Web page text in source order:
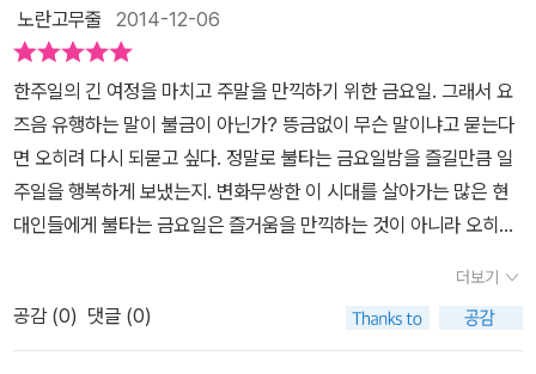
2011년과 2012년 연속으로 본상을 수상하였으며, iF 커뮤니케이션
어워드 2013과 그래픽디자인 USA에서도 본상을 수상했다. 계명대
학교 최고의 명강의에 선정되기도 하였고, 탁월한 강의평가 결과로
‘우수교육상’을 받기도 하였다. 하지만 학생들로부터 장난삼아 받은
‘선생니므상’을 가장 자랑스러워한다.저서로는 교보문고 정치사회부
분에서 60주가 넘게 베스트셀러를 기록했던《상상력에 엔진을 달아
라》가 있으며,《새로운 편집디자인》(공저),《디자인 방법론》(공편역),
《멋지게 실수하라》(번역 및 디자인),《인문학콘서트2》(공저) 등의 책
을 펴냈다.삼성전자, 삼성생명, 신세계, 롯데홈쇼핑, 롯데건설, GS건
강요하지도, 압박하지도 않는다.그저 잠시나봐 스스로를 바라보고,
행복했으면 하길 바랄 뿐이다. 그래서 <스티브를 버리세요>를 읽는
것은인생 선배와 적당히 한적한 포차에서 소주한잔 기울이며 살아가
는 이야기를 하는 것 같다. 대학에 취업에 각종 스펙이무엇이 정말 맞
는 길인줄 모르겠지만남들 하는 만큼은 해야될 것 같고 불안해서 이
러저리 휩쓸려 다니다 그렇게 사는게 힘들어 질때, 문득 우울하고, 위
로받고 싶어질때가 종종...어쩌면 매일 매일이 그렇기도 할때, <스티
를 나눈다. '바닥의 문장을 쓰면서...모든 사람들이 끝이라 말하는 곳,
그곳에서 숨 쉬는 것조차 힘겨워하는 당신에게 이 글을 바칩니다.' 이
글로 시작하는 마음의 이야기바닥에 있기에 꿈을 꿀수 있고 하늘을
의 논조로 슬슬 써놓은 듯한 글이 성의없이 느껴졌고 그런 글로도 작
가가 된 저자들을 질투심에 미워했습니다. 요즘은 무언가를 배울 수
만 있다면 어떤 글의 형태든 읽고 배우는 독자로서의 위치를 확인하
고 있습니다. 천천히 음미할 수 있는 느린 책으로 시적이면서 교훈이
있어 가슴과 머리를 동시에 만족시켜 주는 책입니다. <상상력에 엔
진을 달아라>라는 베스트셀러를 쓴 현 계명대 교수로 계신 임헌우 교
수의 책입니다. 여름에 도서관에서 진행된 그의 강연에 다녀왔었습니
다. 디자인학과 교수로 계시지만 디자인에 푹 빠져 다방면에 진취적
으로 디자인을 접목시키시는 모습이 좋아 보였습니다. 창조적인 사람
노란고무줄 2014-12-06
한주일의 긴 여정을 마치고 주말을 만끽하기 위한 금요일. 그래서 요
즈음 유행하는 말이 불금이 아닌가? 뜽금없이 무슨 말이냐고 묻는다
면 오히려 다시 되묻고 싶다. 정말로 불타는 금요일밤을 즐길만큼 일
주일을 행복하게 보냈는지. 변화무쌍한 이 시대를 살아가는 많은 현
대인들에게 불타는 금요일은 즐거움을 만끽하는 것이 아니라 오히려
어쩌면 더 어울릴지도 모르겠다. 살아가는 매 순간마다 자신을 억누
르고 그저 조직이 또는 사회가 요구하는 삶을 이어가는 것은 아닐까?
자기 자신을 점점 더 망각해 가면서.. 그렇게 삶에 익숙해져서 두근거
더보기
공감 (0) 댓글 (0)